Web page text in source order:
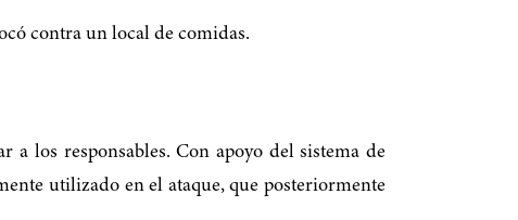
contra un local de comidas.
los responsables. Con apoyo del sistema de
utilizado en el ataque, que posteriormente